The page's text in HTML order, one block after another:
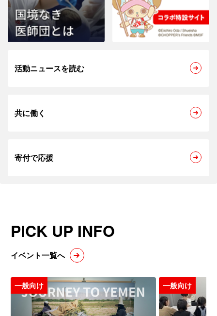
活動ニュースを読む
共に働く
寄付で応援
PICK UP INFO
イベント一覧へ
一般向け 一般向け